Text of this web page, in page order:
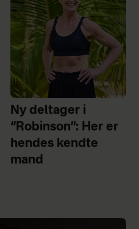
Ny deltager i
“Robinson”: Her er
hendes kendte
mand